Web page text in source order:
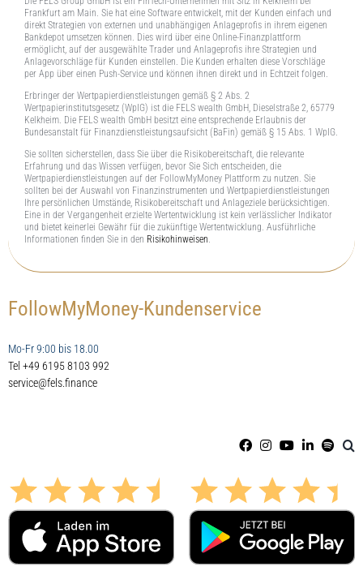
Frankfurt am Main. Sie hat eine Software entwickelt, mit der Kunden einfach und
direkt Strategien von externen und unabhängigen Anlageprofis in ihrem eigenen
Bankdepot umsetzen können. Dies wird über eine Online-Finanzplattform
ermöglicht, auf der ausgewählte Trader und Anlageprofis ihre Strategien und
Anlagevorschläge für Kunden einstellen. Die Kunden erhalten diese Vorschläge
per App über einen Push-Service und können ihnen direkt und in Echtzeit folgen.
Erbringer der Wertpapierdienstleistungen gemäß § 2 Abs. 2
Wertpapierinstitutsgesetz (WpIG) ist die FELS wealth GmbH, Dieselstraße 2, 65779
Kelkheim. Die FELS wealth GmbH besitzt eine entsprechende Erlaubnis der
Bundesanstalt für Finanzdienstleistungsaufsicht (BaFin) gemäß § 15 Abs. 1 WpIG.
Sie sollten sicherstellen, dass Sie über die Risikobereitschaft, die relevante
Erfahrung und das Wissen verfügen, bevor Sie Sich entscheiden, die
Wertpapierdienstleistungen auf der FollowMyMoney Plattform zu nutzen. Sie
sollten bei der Auswahl von Finanzinstrumenten und Wertpapierdienstleistungen
Ihre persönlichen Umstände, Risikobereitschaft und Anlageziele berücksichtigen.
Eine in der Vergangenheit erzielte Wertentwicklung ist kein verlässlicher Indikator
und bietet keinerlei Gewähr für die zukünftige Wertentwicklung. Ausführliche
Informationen finden Sie in den Risikohinweisen
FollowMyMoney-Kundenservice
Mo-Fr 9:00 bis 18.00
Tel +49 6195 8103 992
service@fels.finance